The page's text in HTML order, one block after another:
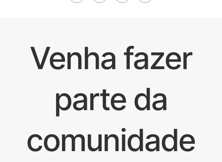
Venha fazer
parte da
comunidade